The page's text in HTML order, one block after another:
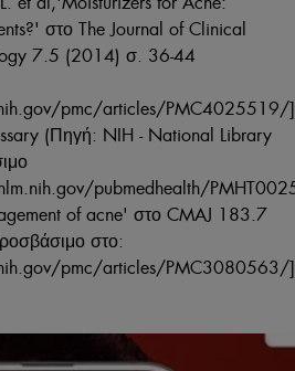
στο The Journal of Clinical
7.5 (2014) σ. 36-44
pmc/articles/PMC4025519/]
(Πηγή: NIH - National Library
pubmedhealth/
of acne' στο CMAJ 183.7
στο:
pmc/articles/PMC3080563/]